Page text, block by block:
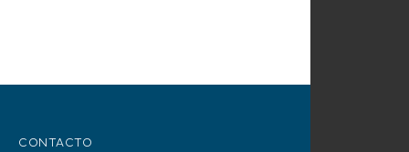
CONTACTO